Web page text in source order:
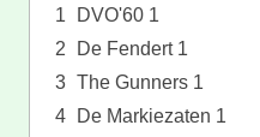
1 DVO'60 1
2
De Fendert 1
3 The Gunners 1
4
De Markiezaten 1